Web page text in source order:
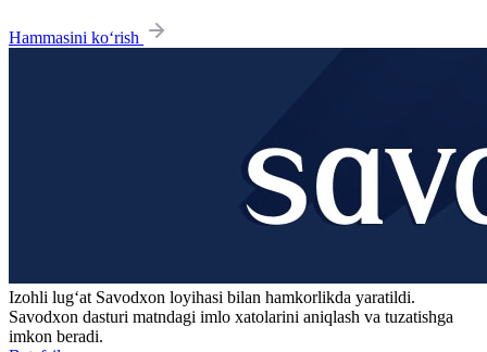
Hammasini ko‘rish
Izohli lugʻat Savodxon loyihasi bilan hamkorlikda yaratildi.
Savodxon dasturi matndagi imlo xatolarini aniqlash va tuzatishga
imkon beradi.